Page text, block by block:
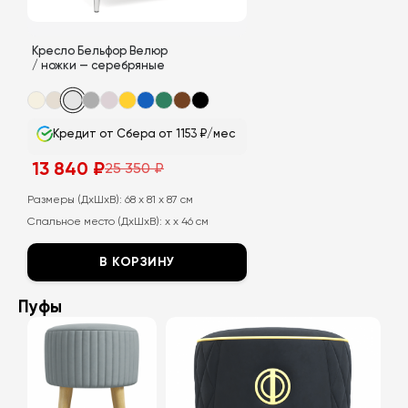
странице
Кресло Бельфор Велюр
/ ножки — серебряные
Кредит от Сбера от 1153 ₽/мес
25 350₽
Первоначальная
составляла
350
13 840 ₽
Текущая
13
₽.
Размеры (ДхШхВ): 68 x 81 x 87 см
Спальное место (ДхШхВ): x x 46 см
В КОРЗИНУ
товар
имеет
несколько
вариаций.
Пуфы